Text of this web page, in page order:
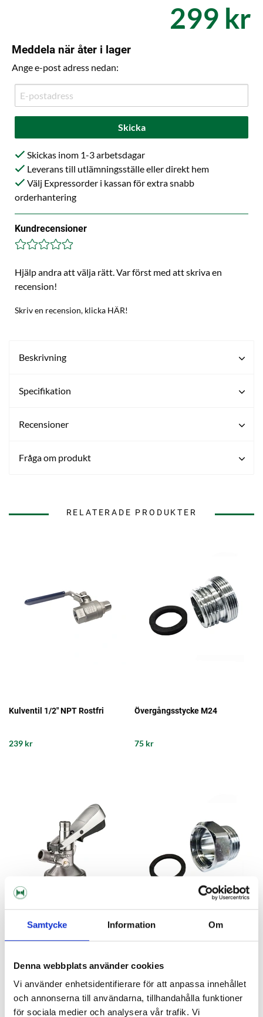
Samtycke Information Om
Denna webbplats använder cookies
Vi använder enhetsidentifierare för att anpassa innehållet
och annonserna till användarna, tillhandahålla funktioner
för sociala medier och analysera vår trafik. Vi
299 kr
Meddela när åter i lager
Ange e-post adress nedan:
Skicka
Skickas inom 1-3 arbetsdagar
Leverans till utlämningsställe eller direkt hem
Välj Expressorder i kassan för extra snabb
orderhantering
Kundrecensioner
Hjälp andra att välja rätt. Var först med att skriva en
recension!
Skriv en recension, klicka HÄR!
Beskrivning
Specifikation
Recensioner
Fråga om produkt
RELATERADE PRODUKTER
Kulventil 1/2" NPT Rostfri
239 kr
Övergångsstycke M24
75 kr
749 kr 75 kr